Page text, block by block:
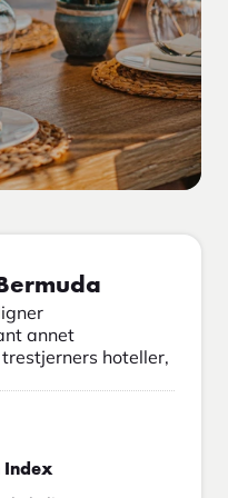
annet
hoteller,
Index